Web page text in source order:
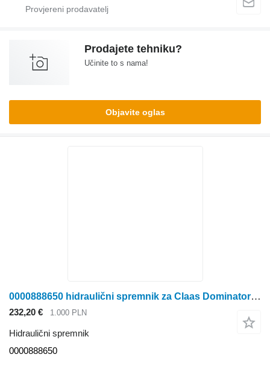
Prodajete tehniku?
Učinite to s nama!
Objavite oglas
0000888650 hidraulični spremnik za Claas Dominator 98
232,20 € 1.000 PLN
Hidraulični spremnik
0000888650